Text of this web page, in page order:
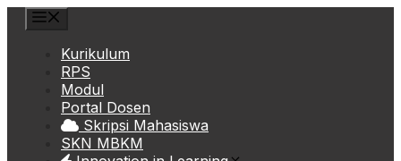
Skip
Kurikulum
RPS
Modul
Portal Dosen
Skripsi Mahasiswa
SKN MBKM